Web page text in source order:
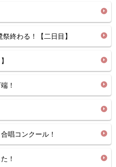
終わる！【二日目】
！
唱コンクール！
！